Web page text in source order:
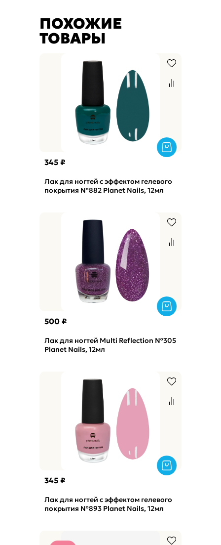
ПОХОЖИЕ
ТОВАРЫ
345 ₽
Лак для ногтей с эффектом гелевого
покрытия №882 Planet Nails, 12мл
500 ₽
Лак для ногтей Multi Reflection №305
Planet Nails, 12мл
345 ₽
Лак для ногтей с эффектом гелевого
покрытия №893 Planet Nails, 12мл